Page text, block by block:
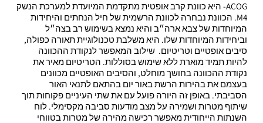
ACOG- היא כוונת קרב אופטית מתקדמת המיועדת למערכת הנשק
M4. הכוונת נבחרה לכוונת הרשמית של חיל הנחתים והיחידות
המיוחדות של צבא ארה״ב והיא נמצא בשימוש רב בצה״ל
וביחידות המיוחדות שלו. היא משלבת טכנולוגיית תאורה כפולה,
סיבים אופטיים וטריטיום. שילוב המאפשר לנקודת ההכוונה
להיות תמיד מוארת ללא שימוש בסוללות. הטריטיום מאיר את
נקודת ההכוונה בחושך מוחלט, והסיבים האופטיים מכוונים
בעצמם את בהירות הרשת באור יום בהתאם לתנאי האור
הסביבתי. באופן זה היורה פועל עם את שתי העיניים פקוחות תוך
שיתוף מטרות ושמירה על מצב מודעות סביבה מקסימלי. לוח
השנתות הייחודית מאפשר רכישה מהירה של מטרות בטווחי